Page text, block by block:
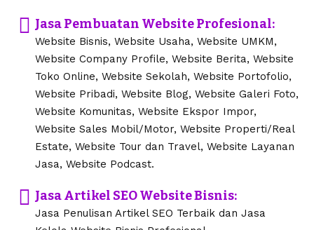
Jasa Pembuatan Website Profesional:
Website Bisnis, Website Usaha, Website UMKM,
Website Company Profile, Website Berita, Website
Toko Online, Website Sekolah, Website Portofolio,
Website Pribadi, Website Blog, Website Galeri Foto,
Website Komunitas, Website Ekspor Impor,
Website Sales Mobil/Motor, Website Properti/Real
Estate, Website Tour dan Travel, Website Layanan
Jasa, Website Podcast.
Jasa Artikel SEO Website Bisnis:
Jasa Penulisan Artikel SEO Terbaik dan Jasa